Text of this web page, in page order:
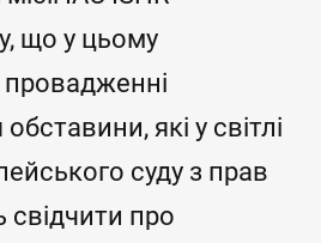
що у цьому
які у світлі
суду з прав
про